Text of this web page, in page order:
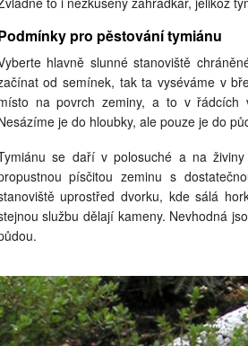
pro pěstování tymiánu
hlavně slunné stanoviště
od semínek, tak ta vyséváme v
na povrch zeminy, a to v řádcích
je do hloubky, ale pouze je do
se daří v polosuché a na
písčitou zeminu s
uprostřed dvorku, kde sálá
službu dělají kameny. Nevhodná